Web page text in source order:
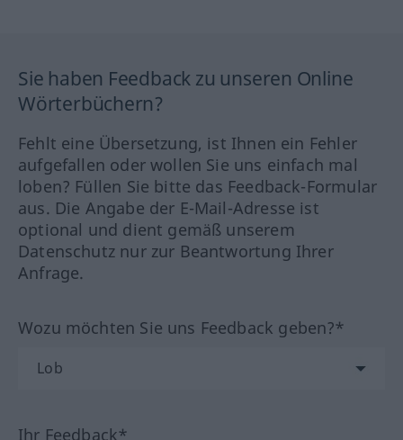
Sie haben Feedback zu unseren Online
Wörterbüchern?
Fehlt eine Übersetzung, ist Ihnen ein Fehler
aufgefallen oder wollen Sie uns einfach mal
loben? Füllen Sie bitte das Feedback-Formular
aus. Die Angabe der E-Mail-Adresse ist
optional und dient gemäß unserem
Datenschutz nur zur Beantwortung Ihrer
Anfrage.
Wozu möchten Sie uns Feedback geben?*
Ihr Feedback*